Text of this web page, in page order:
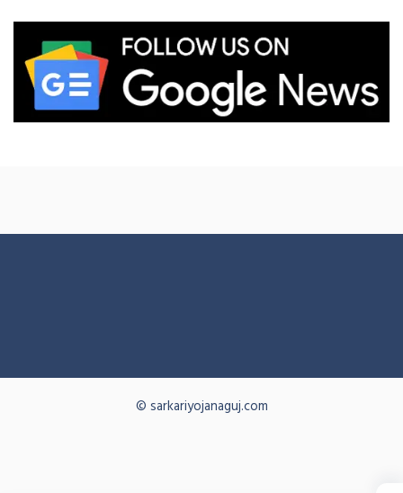
© sarkariyojanaguj.com